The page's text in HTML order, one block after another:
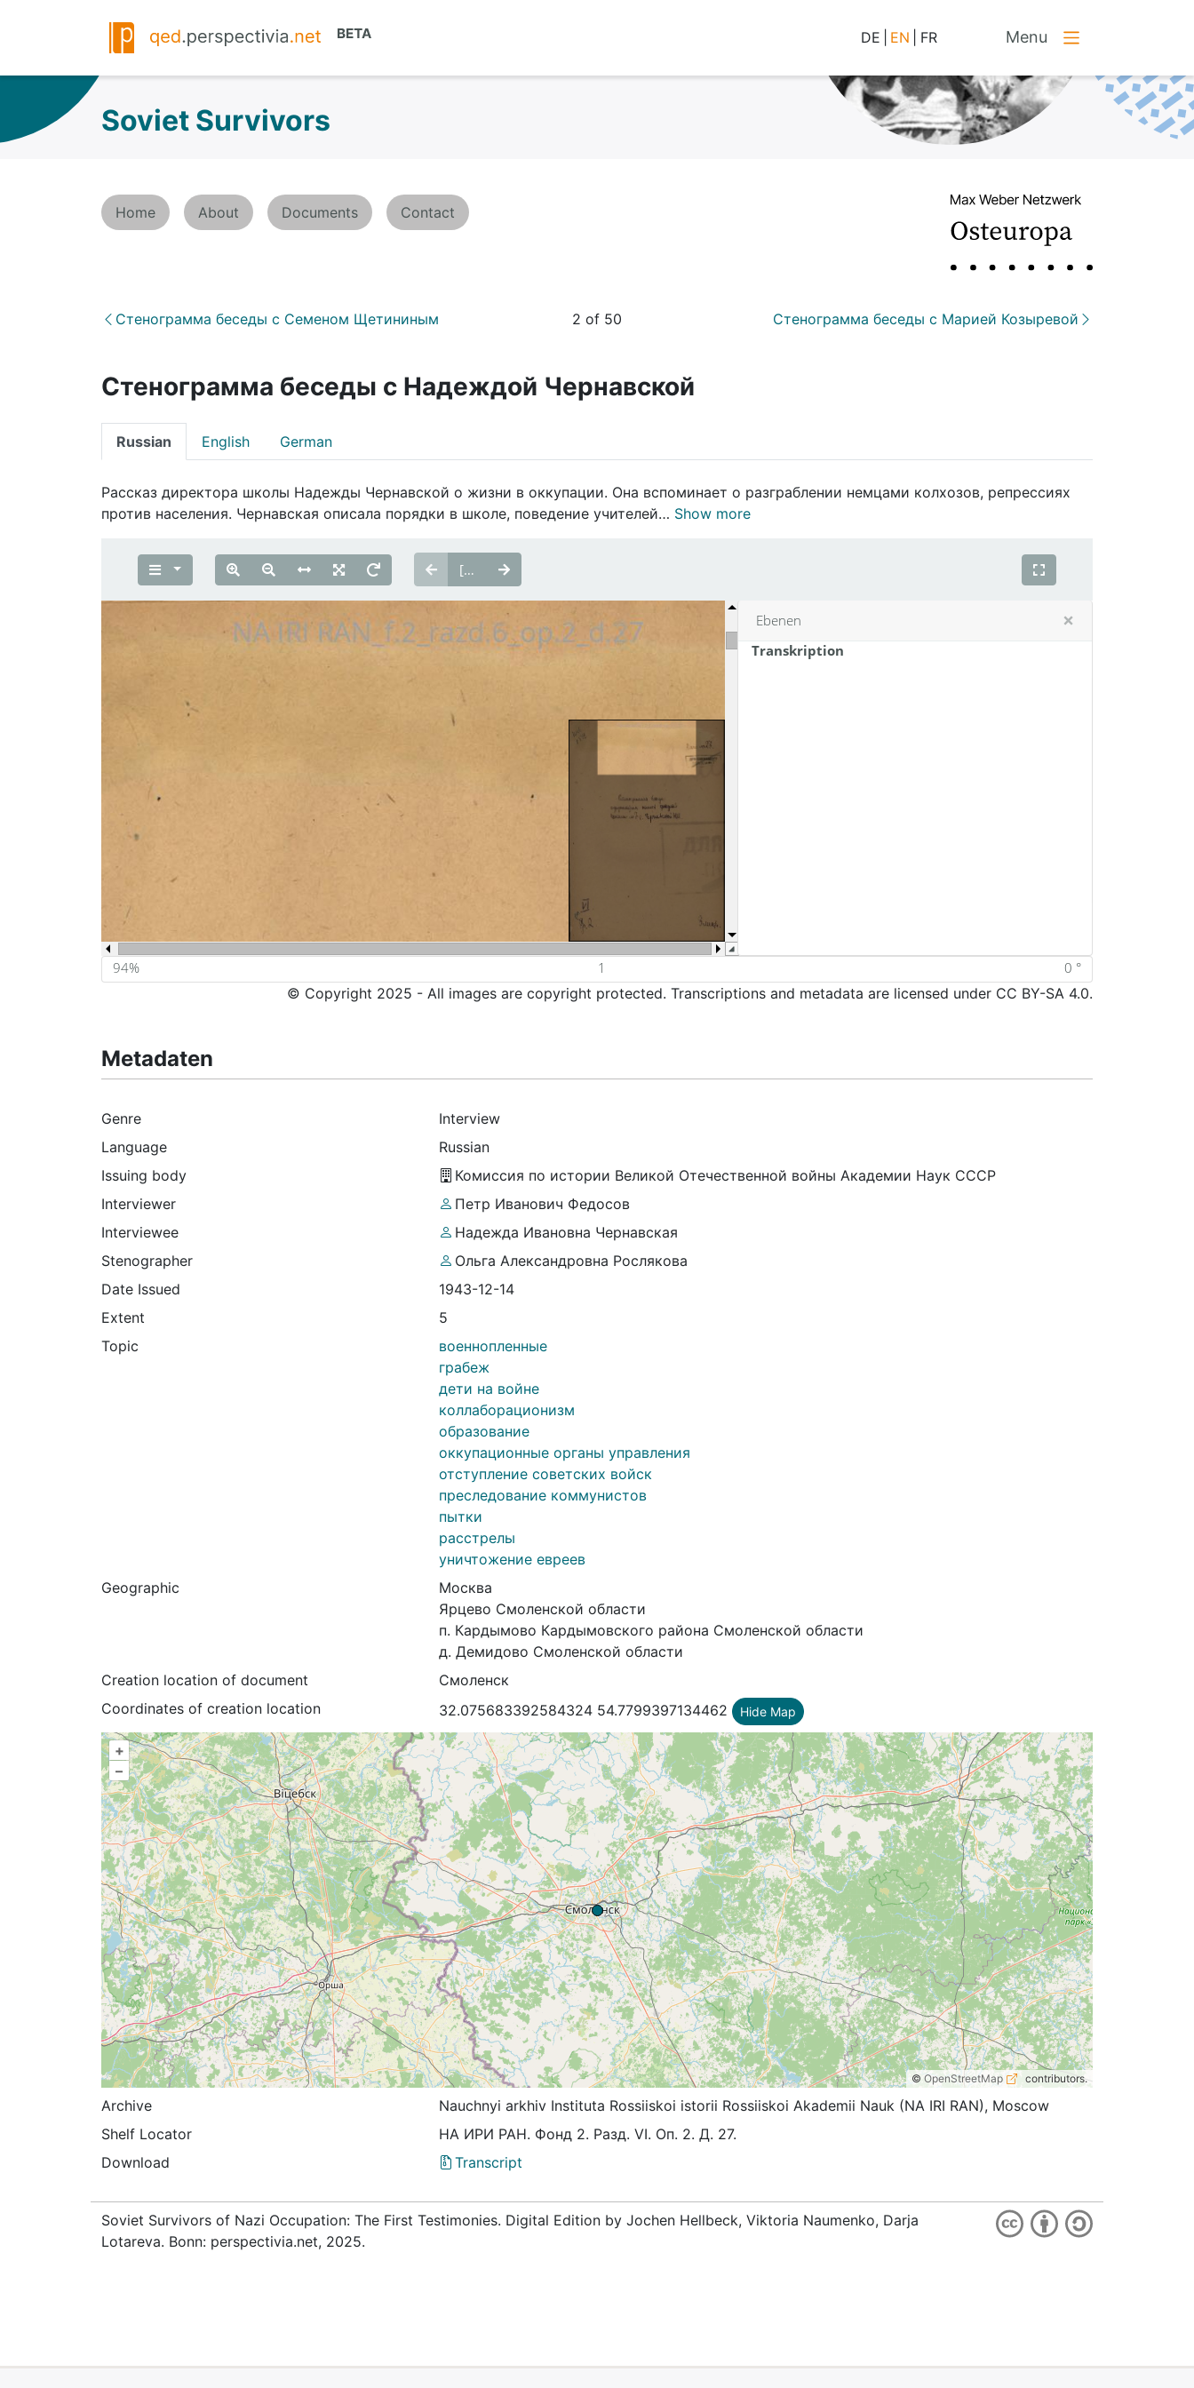
DE EN FR Menu
Soviet Survivors
Home About Documents Contact
Стенограмма беседы с Семеном Щетининым 2 of 50 Стенограмма беседы с Марией Козыревой
Стенограмма беседы с Надеждой Чернавской
Russian English German
Рассказ директора школы Надежды Чернавской о жизни в оккупации. Она вспоминает о разграблении немцами колхозов, репрессиях
против населения. Чернавская описала порядки в школе, поведение учителей… Show more
© Copyright 2025 - All images are copyright protected. Transcriptions and metadata are licensed under CC BY-SA 4.0.
Metadaten
Genre
Interview
Language
Russian
Issuing body
Комиссия по истории Великой Отечественной войны Академии Наук СССР
Interviewer
Петр Иванович Федосов
Interviewee
Надежда Ивановна Чернавская
Stenographer
Ольга Александровна Рослякова
Date Issued
1943-12-14
Extent
5
Topic
военнопленные
грабеж
дети на войне
коллаборационизм
образование
оккупационные органы управления
отступление советских войск
преследование коммунистов
пытки
расстрелы
уничтожение евреев
Geographic
Москва
Ярцево Смоленской области
п. Кардымово Кардымовского района Смоленской области
д. Демидово Смоленской области
Creation location of document
Смоленск
Coordinates of creation location
32.075683392584324 54.7799397134462 Hide Map
+
–
© OpenStreetMap contributors.
Archive
Nauchnyi arkhiv Instituta Rossiiskoi istorii Rossiiskoi Akademii Nauk (NA IRI RAN), Moscow
Shelf Locator
НА ИРИ РАН. Фонд 2. Разд. VI. Оп. 2. Д. 27.
Download
Transcript
Soviet Survivors of Nazi Occupation: The First Testimonies. Digital Edition by Jochen Hellbeck, Viktoria Naumenko, Darja
Lotareva. Bonn: perspectivia.net, 2025.